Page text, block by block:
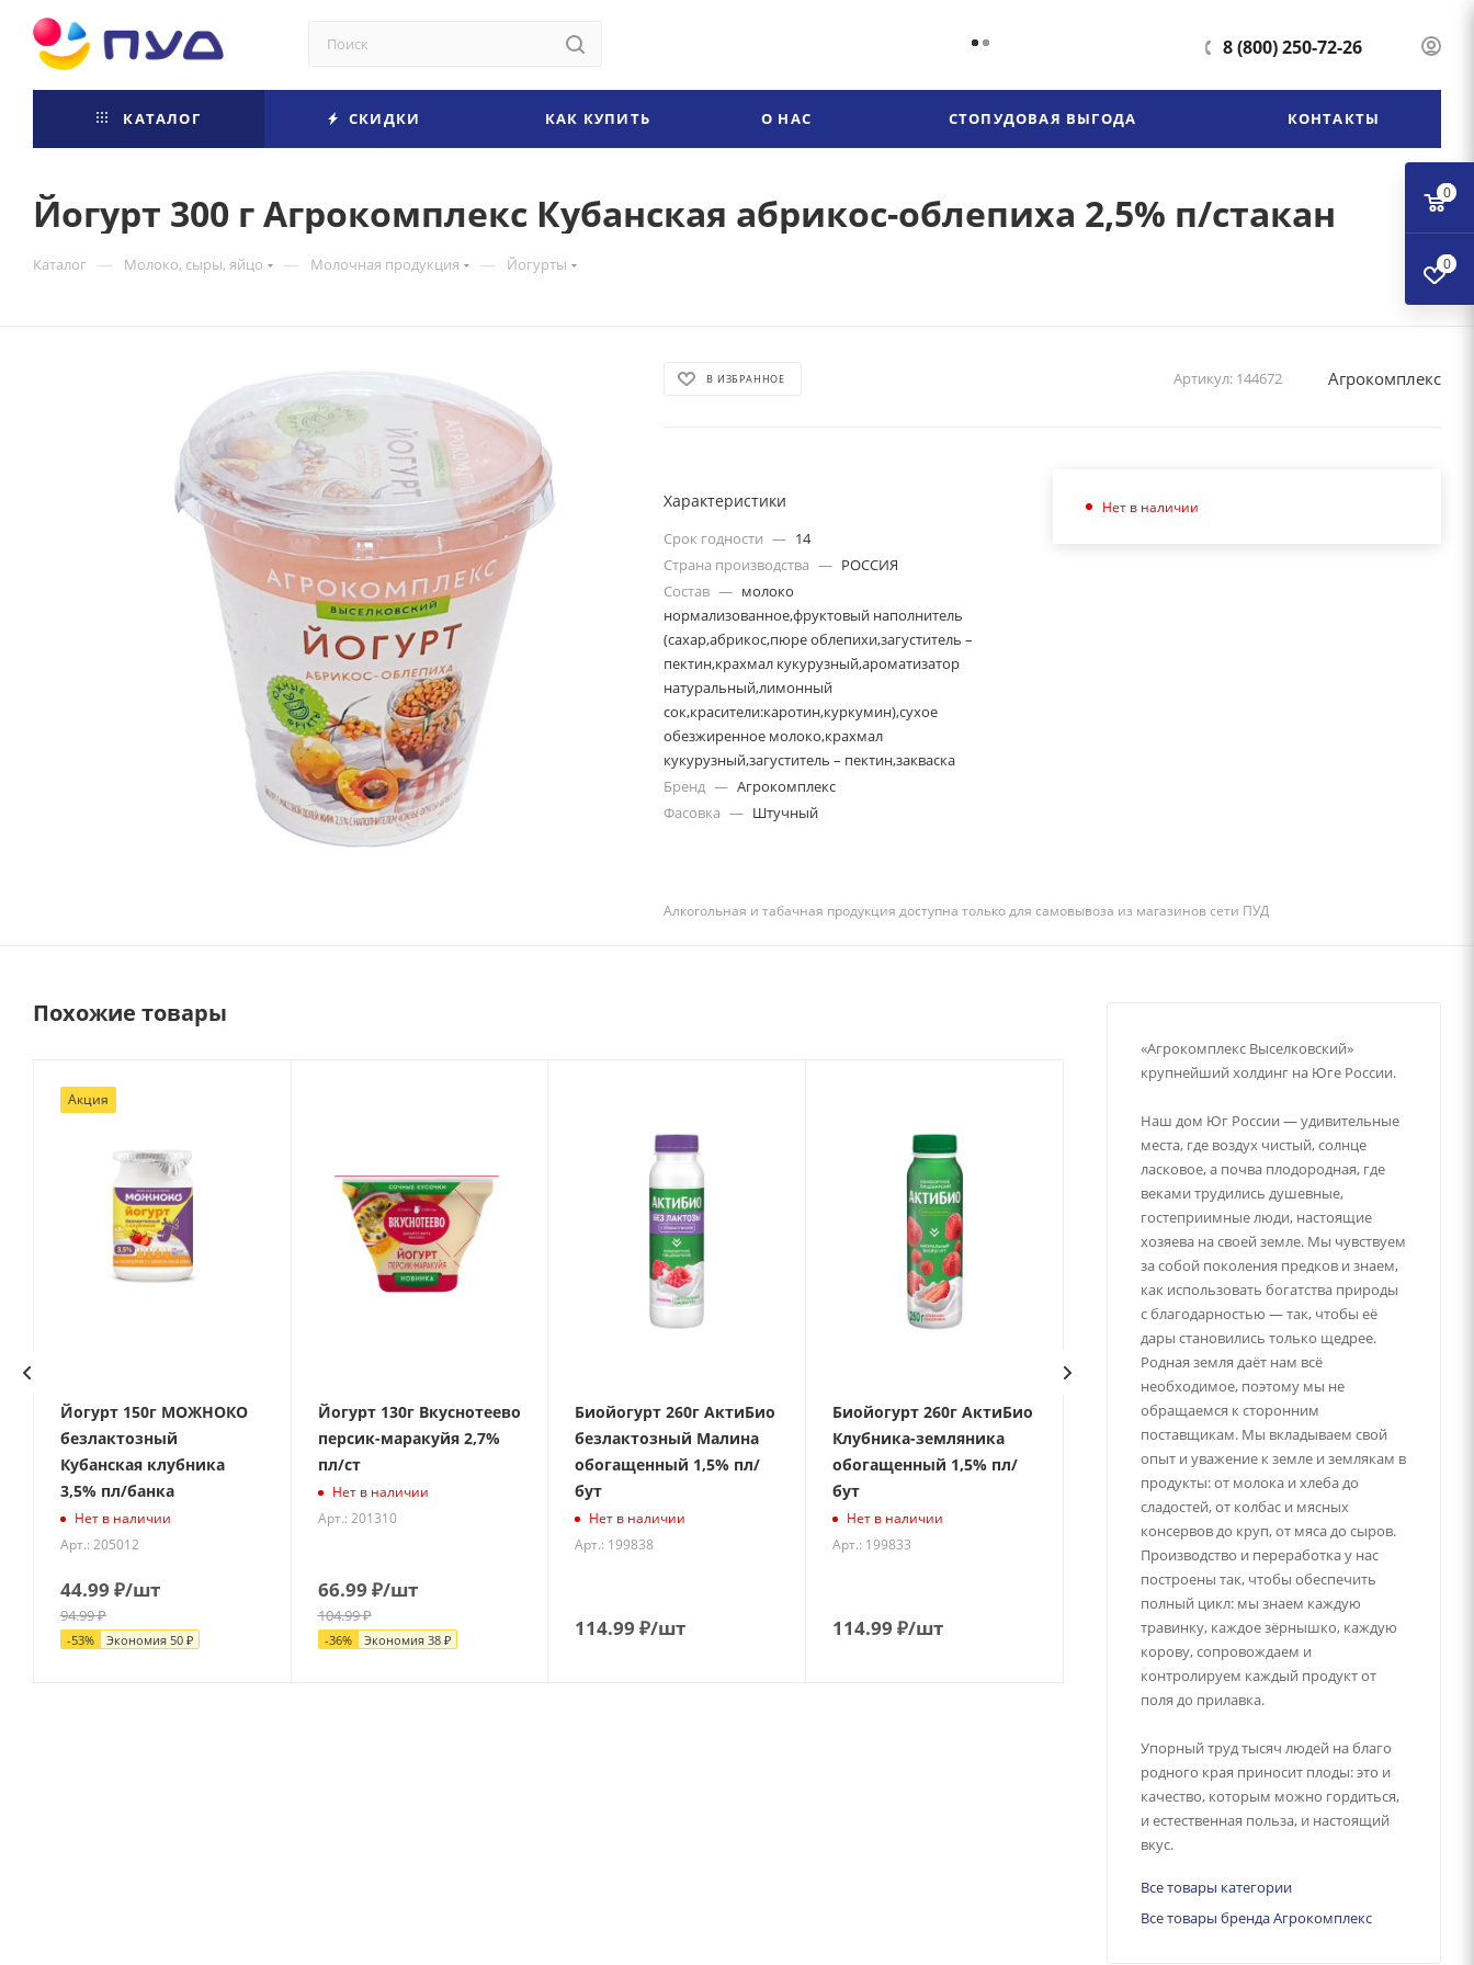
8 (800) 250-72-26
КАТАЛОГ СКИДКИ КАК КУПИТЬ О НАС СТОПУДОВАЯ ВЫГОДА КОНТАКТЫ
Йогурт 300 г Агрокомплекс Кубанская абрикос-облепиха 2,5% п/стакан
Каталог — Молоко, сыры, яйцо — Молочная продукция — Йогурты
В ИЗБРАННОЕ Артикул: 144672 Агрокомплекс
Характеристики
Срок годности — 14
Страна производства — РОССИЯ
Состав — молоко
нормализованное,фруктовый наполнитель
(сахар,абрикос,пюре облепихи,загуститель –
пектин,крахмал кукурузный,ароматизатор
натуральный,лимонный
сок,красители:каротин,куркумин),сухое
обезжиренное молоко,крахмал
кукурузный,загуститель – пектин,закваска
Бренд — Агрокомплекс
Фасовка — Штучный
Нет в наличии
Алкогольная и табачная продукция доступна только для самовывоза из магазинов сети ПУД
Похожие товары
Акция
Йогурт 150г МОЖНОКО
безлактозный
Кубанская клубника
3,5% пл/банка
Нет в наличии
Арт.: 205012
44.99 ₽/шт
94.99₽
-53% Экономия 50₽
Йогурт 130г Вкуснотеево
персик-маракуйя 2,7%
пл/ст
Нет в наличии
Арт.: 201310
66.99 ₽/шт
104.99₽
-36% Экономия 38₽
Биойогурт 260г АктиБио
безлактозный Малина
обогащенный 1,5% пл/
бут
Нет в наличии
Арт.: 199838
114.99 ₽/шт
Биойогурт 260г АктиБио
Клубника-земляника
обогащенный 1,5% пл/
бут
Нет в наличии
Арт.: 199833
114.99 ₽/шт
Йогурт 120г Савушкин
Персик-манго 2 % пл/ст
Нет в наличии
Арт.: 179250
₽/шт
выбор Персик
Нет в наличии
Арт.: 158718
79.99
«Агрокомплекс Выселковский»
крупнейший холдинг на Юге России.
Наш дом Юг России — удивительные
места, где воздух чистый, солнце
ласковое, а почва плодородная, где
веками трудились душевные,
гостеприимные люди, настоящие
хозяева на своей земле. Мы чувствуем
за собой поколения предков и знаем,
как использовать богатства природы
с благодарностью — так, чтобы её
дары становились только щедрее.
Родная земля даёт нам всё
необходимое, поэтому мы не
обращаемся к сторонним
поставщикам. Мы вкладываем свой
опыт и уважение к земле и землякам в
продукты: от молока и хлеба до
сладостей, от колбас и мясных
консервов до круп, от мяса до сыров.
Производство и переработка у нас
построены так, чтобы обеспечить
полный цикл: мы знаем каждую
травинку, каждое зёрнышко, каждую
корову, сопровождаем и
контролируем каждый продукт от
поля до прилавка.
Упорный труд тысяч людей на благо
родного края приносит плоды: это и
качество, которым можно гордиться,
и естественная польза, и настоящий
вкус.
Все товары категории
Все товары бренда Агрокомплекс
0
0